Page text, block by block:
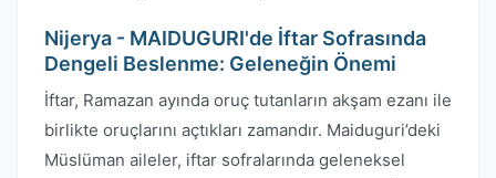
Nijerya - MAIDUGURI'de İftar Sofrasında
Dengeli Beslenme: Geleneğin Önemi
İftar, Ramazan ayında oruç tutanların akşam ezanı ile
birlikte oruçlarını açtıkları zamandır. Maiduguri’deki
Müslüman aileler, iftar sofralarında geleneksel